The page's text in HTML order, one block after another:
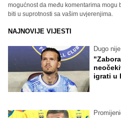
mogućnost da među komentarima mogu
biti u suprotnosti sa vašim uvjerenjima.
NAJNOVIJE VIJESTI
Dugo
igrati u